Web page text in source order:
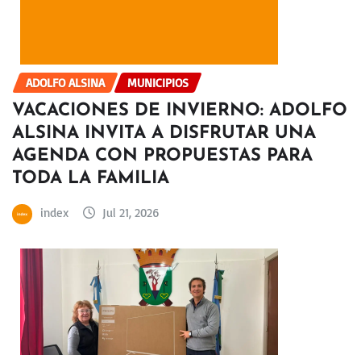
ADOLFO ALSINA MUNICIPIOS
VACACIONES DE INVIERNO: ADOLFO
ALSINA INVITA A DISFRUTAR UNA
AGENDA CON PROPUESTAS PARA
TODA LA FAMILIA
index Jul 21, 2026